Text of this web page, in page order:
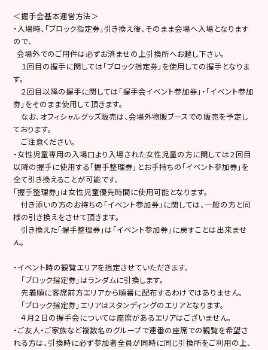
＜握手会基本運営方法＞
・入場時、「ブロック指定券」引き換え後、そのまま会場へ入場となります
ので、
会場外でのご用件は必ずお済ませの上引換所へお越し下さい。
１回目の握手に関しては「ブロック指定券」を使用しての握手となりま
す。
２回目以降の握手に関しては「握手会イベント参加券」・「イベント参加
券」をそのまま使用して頂きます。
なお、オフィシャルグッズ販売は、会場外物販ブースでの販売を予定し
ております。
ご注意ください。
・女性児童専用の入場口より入場された女性児童の方に関しては２回目
以降の握手に使用する「握手整理券」とお手持ちの「イベント参加券」を
全て引き換えることが可能です。
「握手整理券」は女性児童優先時間に使用可能となります。
付き添いの方のお持ちの「イベント参加券」に関しては、一般の方と同
様の引き換えをさせて頂きます。
引き換えた「握手整理券」は「イベント参加券」に戻すことは出来ませ
ん。
・イベント時の観覧エリアを指定させていただきます。
「ブロック指定券」はランダムに引換します。
先着順に客席前方エリアから順番に配布するわけではありません。
「ブロック指定券」エリアはスタンディングのエリアとなります。
４月２日の握手会については座席があるエリアはございません。
・ご友人・ご家族など複数名のグループで連番の座席での観覧を希望さ
れる方は、引換時に必ず参加者全員が同時に同じ引換所をご利用の上、